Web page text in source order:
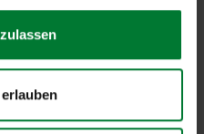
der Ex-Zone platziert
zusätzlich den
erklärt Markus
Deutschland. Securiton hat für